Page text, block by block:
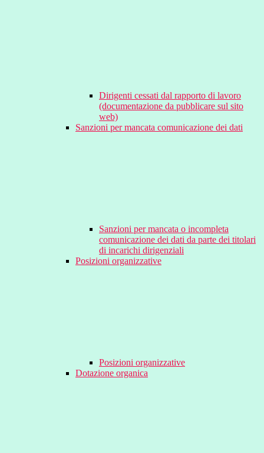
Dirigenti cessati dal rapporto di lavoro
(documentazione da pubblicare sul sito
web)
Sanzioni per mancata comunicazione dei dati
Sanzioni per mancata o incompleta
comunicazione dei dati da parte dei titolari
di incarichi dirigenziali
Posizioni organizzative
Posizioni organizzative
Dotazione organica